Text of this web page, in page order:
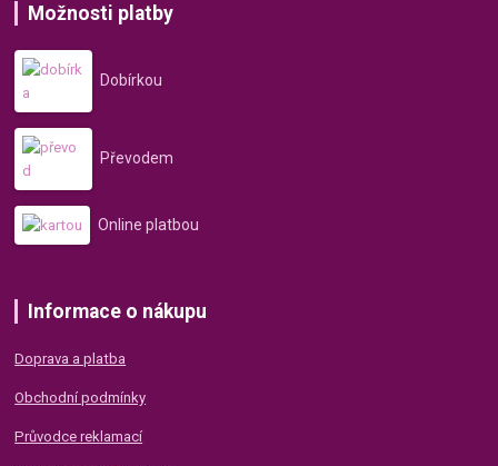
Možnosti platby
Dobírkou
Převodem
Online platbou
Informace o nákupu
Doprava a platba
Obchodní podmínky
Průvodce reklamací